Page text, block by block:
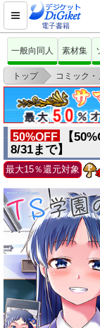
電子書籍
一般向同人 素材集
トップ > コミック
【50%OFF】TS学園
50%OFF
【
8/31まで】
最大15％還元対象